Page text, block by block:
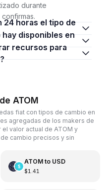
durante
ATOM
fiat con tipos de cambio en
agregadas de los makers de
valor actual de ATOM y
cambio precisos y sin
ATOMto USD
$1.41